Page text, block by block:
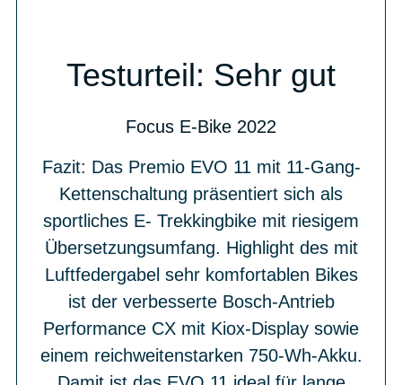
Testurteil: Sehr gut
Focus E-Bike 2022
Fazit: Das Premio EVO 11 mit 11-Gang-
Kettenschaltung präsentiert sich als
sportliches E- Trekkingbike mit riesigem
Übersetzungsumfang. Highlight des mit
Luftfedergabel sehr komfortablen Bikes
ist der verbesserte Bosch-Antrieb
Performance CX mit Kiox-Display sowie
einem reichweitenstarken 750-Wh-Akku.